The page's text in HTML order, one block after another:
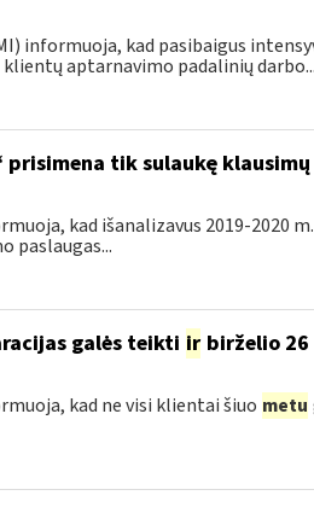
informuoja, kad pasibaigus
aptarnavimo padalinių darbo...
tik sulaukę klausimų
kad išanalizavus 2019-2020
paslaugas...
galės teikti irbirželio 26
kad ne visi klientai šiuo metu